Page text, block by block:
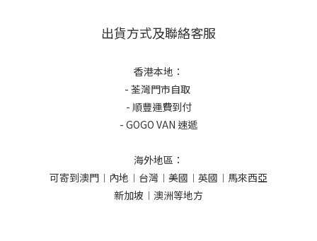
出貨方式及聯絡客服
香港本地：
- 荃灣門市自取
- 順豐運費到付
- GOGO VAN 速遞
海外地區：
可寄到澳門︱內地︱台灣︱美國︱英國︱馬來西亞
新加坡︱澳洲等地方